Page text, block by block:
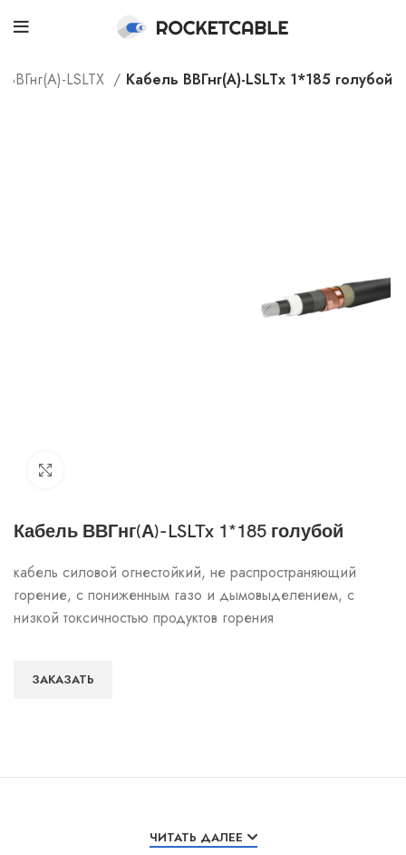
ВВГнг(А)-LSLTX Кабель ВВГнг(А)-LSLTx 1*185 голубой
Кабель ВВГнг(А)-LSLTx 1*185 голубой
кабель силовой огнестойкий, не распространяющий
горение, с пониженным газо и дымовыделением, с
низкой токсичностью продуктов горения
ЗАКАЗАТЬ
ЧИТАТЬ ДАЛЕЕ